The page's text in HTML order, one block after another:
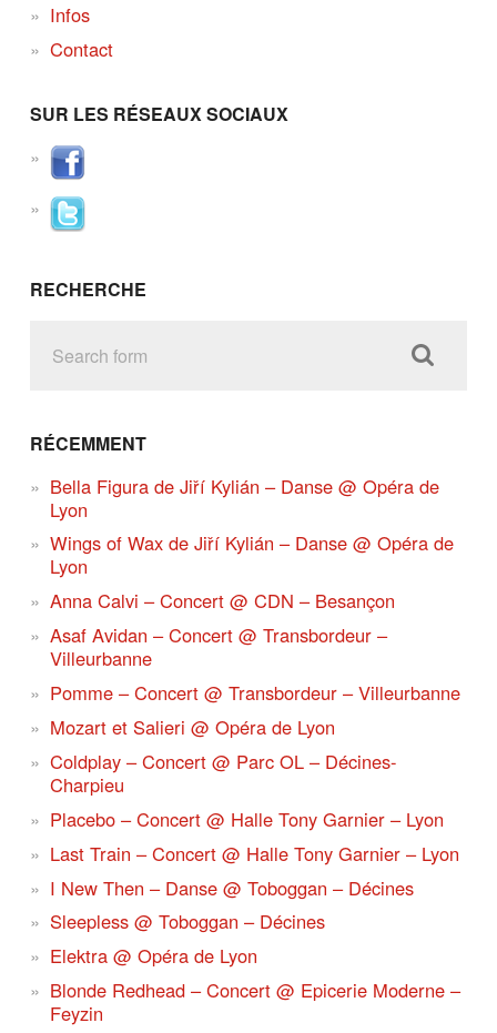
Infos
Contact
SUR LES RÉSEAUX SOCIAUX
RECHERCHE
RÉCEMMENT
Bella Figura de Jiří Kylián – Danse @ Opéra de
Lyon
Wings of Wax de Jiří Kylián – Danse @ Opéra de
Lyon
Anna Calvi – Concert @ CDN – Besançon
Asaf Avidan – Concert @ Transbordeur –
Villeurbanne
Pomme – Concert @ Transbordeur – Villeurbanne
Mozart et Salieri @ Opéra de Lyon
Coldplay – Concert @ Parc OL – Décines-
Charpieu
Placebo – Concert @ Halle Tony Garnier – Lyon
Last Train – Concert @ Halle Tony Garnier – Lyon
I New Then – Danse @ Toboggan – Décines
Sleepless @ Toboggan – Décines
Elektra @ Opéra de Lyon
Blonde Redhead – Concert @ Epicerie Moderne –
Feyzin